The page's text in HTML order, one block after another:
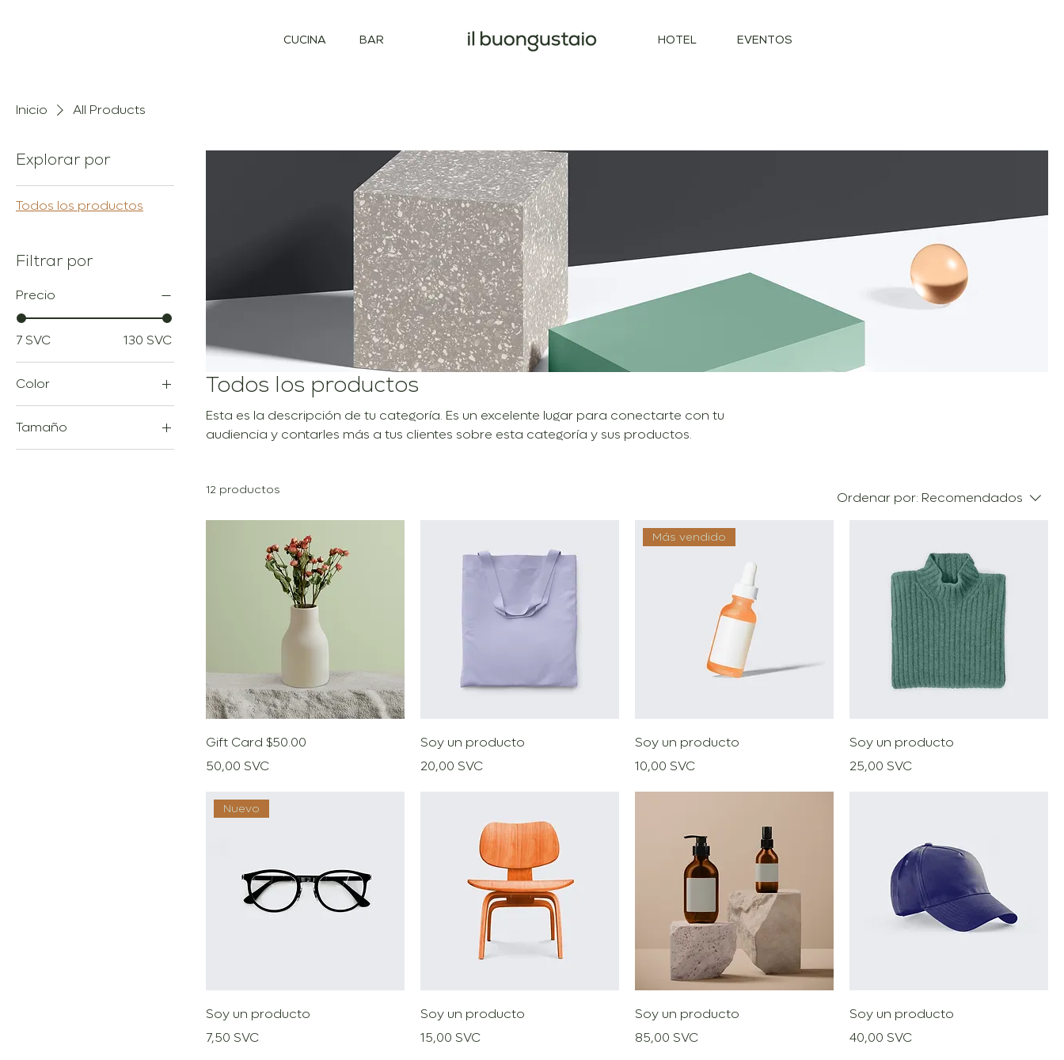
HOTEL EVENTOS
CUCINA BAR
Inicio All Products
Explorar por
Todos los productos
Filtrar por
Precio
7 SVC 130 SVC
Color
Tamaño
Grande
Todos los productos
Esta es la descripción de tu categoría. Es un excelente lugar para conectarte con tu
audiencia y contarles más a tus clientes sobre esta categoría y sus productos.
12 productos Ordenar por: Recomendados
Gift Card $50.00
Precio
50,00 SVC
Soy un producto
Precio
20,00 SVC
Más vendido
Soy un producto
Precio
10,00 SVC
Soy un producto
Precio
25,00 SVC
Nuevo
Soy un producto
Precio
7,50 SVC
Soy un producto
Precio
15,00 SVC
Soy un producto
Precio
85,00 SVC
Soy un producto
Precio
40,00 SVC